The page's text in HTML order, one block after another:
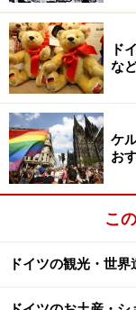
デュッセル
■空路
2014年より全日
航。フランクフ
電車を使うのが
央駅まではSバー
■鉄道
ケルン中央駅か
ICEで約1時間半
ド
な
ケ
お
こ
ドイツの観光・世界